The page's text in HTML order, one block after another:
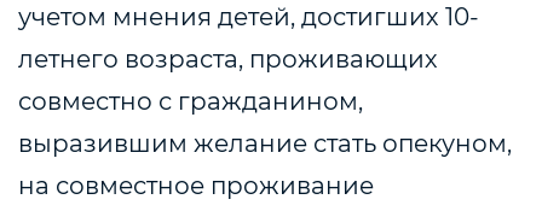
учетом мнения детей, достигших 10-
летнего возраста, проживающих
совместно с гражданином,
выразившим желание стать опекуном,
на совместное проживание